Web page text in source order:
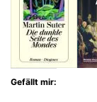
Gefällt mir: